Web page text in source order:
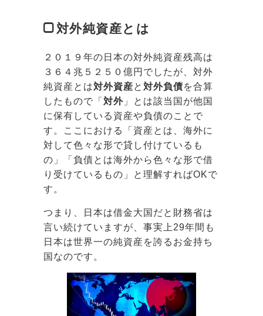
対外純資産とは
２０１９年の日本の対外純資産残高は
３６４兆５２５０億円でしたが、対外
純資産とは対外資産と 対外負債を合算
したもので「 対外 」とは該当国が他国
に保有している資産や負債のことで
す。ここにおける「資産とは、海外に
対して色々な形で貸し付けているも
の」「負債とは海外から色々な形で借
り受けているもの」と理解すればOKで
す。
つまり、日本は借金大国だと財務省は
言い続けていますが、事実上29年間も
日本は世界一の純資産を誇るお金持ち
国なのです。